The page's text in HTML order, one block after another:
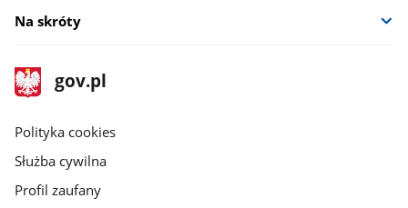
Na skróty
stopka
gov.pl
Strona
gov.pl
gov.pl
Polityka cookies
Służba cywilna
Profil zaufany